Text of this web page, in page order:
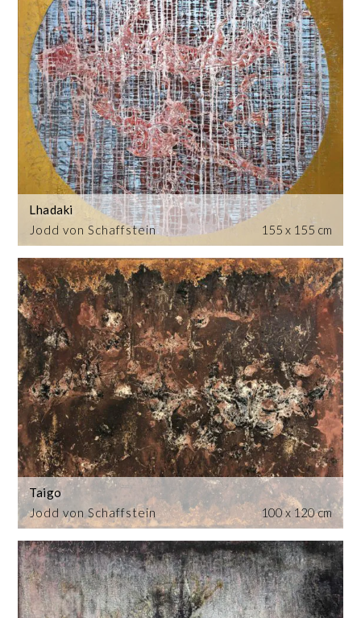
Jodd von Schaffstein
Lhadaki
155 x 155 cm
Jodd von Schaffstein
Taigo
100 x 120 cm